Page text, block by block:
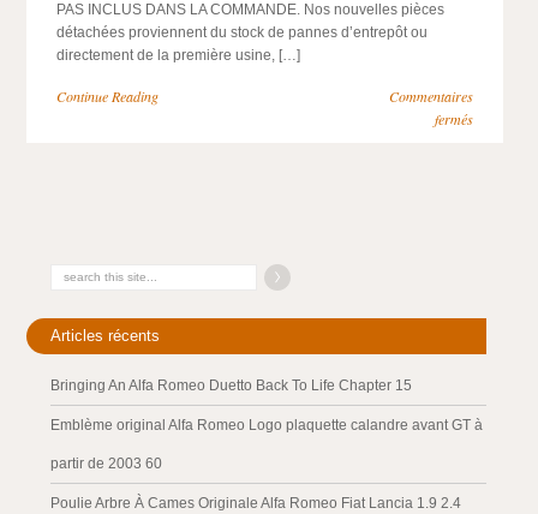
PAS INCLUS DANS LA COMMANDE. Nos nouvelles pièces
détachées proviennent du stock de pannes d’entrepôt ou
directement de la première usine, […]
Continue Reading
Commentaires
fermés
Articles récents
Bringing An Alfa Romeo Duetto Back To Life Chapter 15
Emblème original Alfa Romeo Logo plaquette calandre avant GT à
partir de 2003 60
Poulie Arbre À Cames Originale Alfa Romeo Fiat Lancia 1.9 2.4